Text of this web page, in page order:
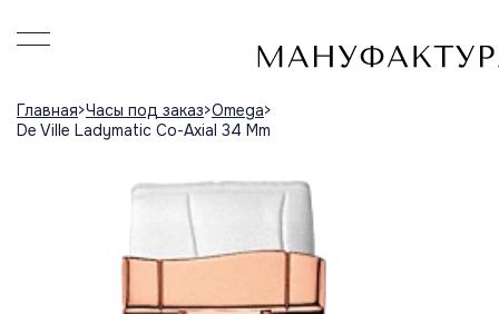
Главная Часы под заказ Omega
De Ville Ladymatic Co-Axial 34 Mm